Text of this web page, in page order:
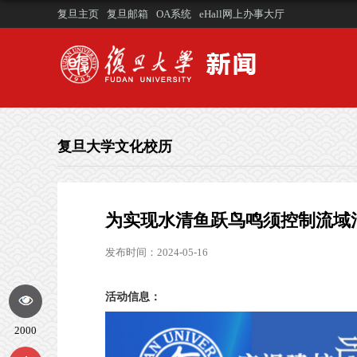
复旦主页 复旦邮箱 OA系统 eHall网上办事大厅
复旦大学文化校历
为实现水清鱼跃鸟鸣须控制流域
发布时间：2024-05-16
活动信息：
2000